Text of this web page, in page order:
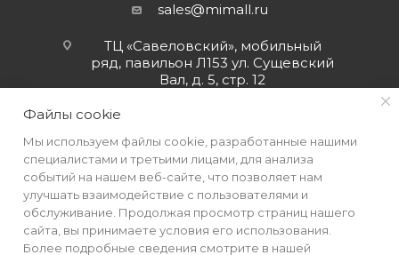
sales@mimall.ru
ТЦ «Савеловский», мобильный
ряд, павильон Л153 ул. Сущевский
Вал, д. 5, стр. 12
Файлы cookie
Мы используем файлы cookie, разработанные нашими
специалистами и третьими лицами, для анализа
событий на нашем веб-сайте, что позволяет нам
улучшать взаимодействие с пользователями и
обслуживание. Продолжая просмотр страниц нашего
сайта, вы принимаете условия его использования.
Более подробные сведения смотрите в нашей